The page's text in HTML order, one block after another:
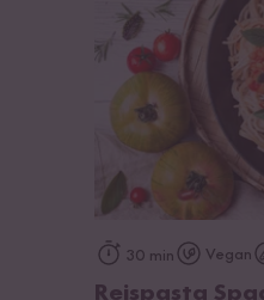
30 min Vegan
Reispasta